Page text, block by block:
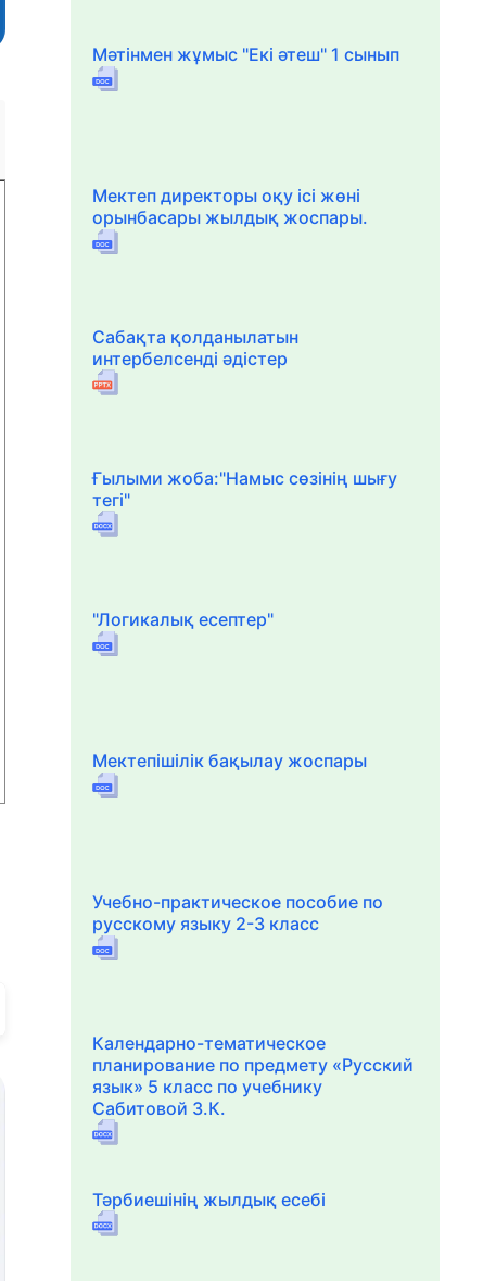
Мәтінмен жұмыс "Екі әтеш" 1 сынып
Мектеп директоры оқу ісі жөні
орынбасары жылдық жоспары.
Сабақта қолданылатын
интербелсенді әдістер
Ғылыми жоба:"Намыс сөзінің шығу
тегі"
"Логикалық есептер"
Мектепішілік бақылау жоспары
Учебно-практическое пособие по
русскому языку 2-3 класс
Календарно-тематическое
планирование по предмету «Русский
язык» 5 класс по учебнику
Сабитовой З.К.
Тәрбиешінің жылдық есебі